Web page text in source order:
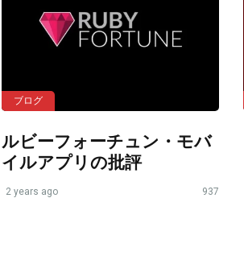
ブログ
ルビーフォーチュン・モバ
イルアプリの批評
2 years ago 937